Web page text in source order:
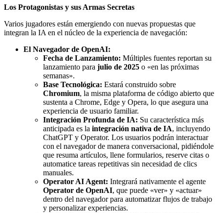
Los Protagonistas y sus Armas Secretas
Varios jugadores están emergiendo con nuevas propuestas que
integran la IA en el núcleo de la experiencia de navegación:
El Navegador de OpenAI:
Fecha de Lanzamiento: Múltiples fuentes reportan su
lanzamiento para julio de 2025 o «en las próximas
semanas».
Base Tecnológica: Estará construido sobre
Chromium, la misma plataforma de código abierto que
sustenta a Chrome, Edge y Opera, lo que asegura una
experiencia de usuario familiar.
Integración Profunda de IA: Su característica más
anticipada es la integración nativa de IA, incluyendo
ChatGPT y Operator. Los usuarios podrán interactuar
con el navegador de manera conversacional, pidiéndole
que resuma artículos, llene formularios, reserve citas o
automatice tareas repetitivas sin necesidad de clics
manuales.
Operator AI Agent: Integrará nativamente el agente
Operator de OpenAI, que puede «ver» y «actuar»
dentro del navegador para automatizar flujos de trabajo
y personalizar experiencias.